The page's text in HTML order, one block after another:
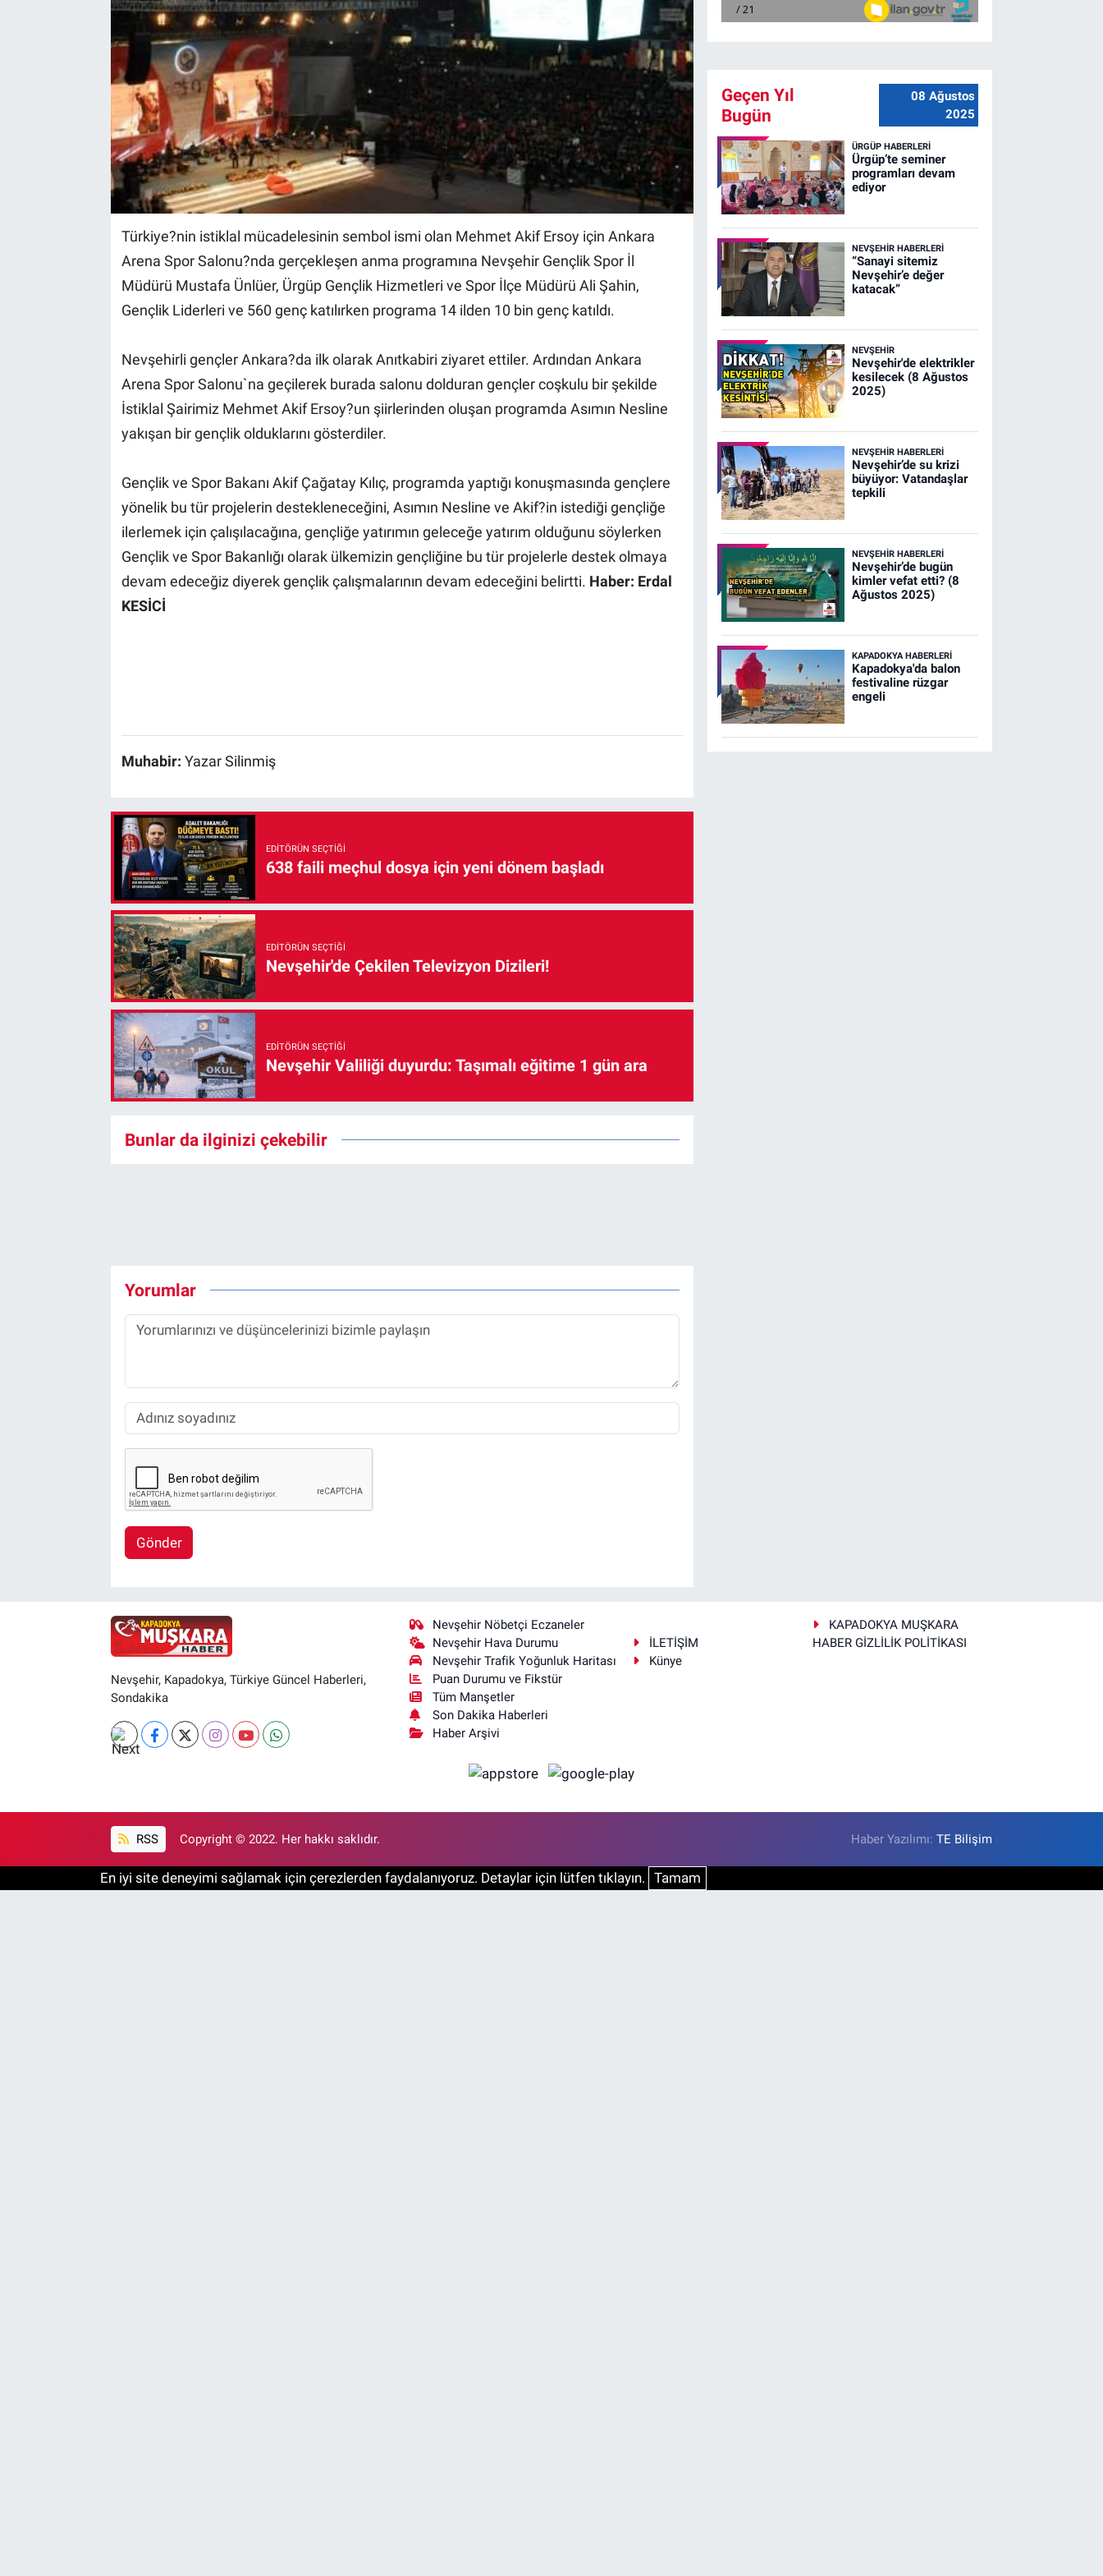
Türkiye?nin istiklal mücadelesinin sembol ismi olan Mehmet Akif Ersoy için Ankara
Arena Spor Salonu?nda gerçekleşen anma programına Nevşehir Gençlik Spor İl
Müdürü Mustafa Ünlüer, Ürgüp Gençlik Hizmetleri ve Spor İlçe Müdürü Ali Şahin,
Gençlik Liderleri ve 560 genç katılırken programa 14 ilden 10 bin genç katıldı.
Nevşehirli gençler Ankara?da ilk olarak Anıtkabiri ziyaret ettiler. Ardından Ankara
Arena Spor Salonu`na geçilerek burada salonu dolduran gençler coşkulu bir şekilde
İstiklal Şairimiz Mehmet Akif Ersoy?un şiirlerinden oluşan programda Asımın Nesline
yakışan bir gençlik olduklarını gösterdiler.
Gençlik ve Spor Bakanı Akif Çağatay Kılıç, programda yaptığı konuşmasında gençlere
yönelik bu tür projelerin destekleneceğini, Asımın Nesline ve Akif?in istediği gençliğe
ilerlemek için çalışılacağına, gençliğe yatırımın geleceğe yatırım olduğunu söylerken
Gençlik ve Spor Bakanlığı olarak ülkemizin gençliğine bu tür projelerle destek olmaya
devam edeceğiz diyerek gençlik çalışmalarının devam edeceğini belirtti. Haber: Erdal
KESİCİ
Muhabir: Yazar Silinmiş
EDITÖRÜN SEÇTIĞI
638 faili meçhul dosya için yeni dönem başladı
EDITÖRÜN SEÇTIĞI
Nevşehir'de Çekilen Televizyon Dizileri!
EDITÖRÜN SEÇTIĞI
Nevşehir Valiliği duyurdu: Taşımalı eğitime 1 gün ara
Bunlar da ilginizi çekebilir
Yorumlar
Gönder
Geçen Yıl
Bugün
08 Ağustos
2025
ÜRGÜP HABERLERI
Ürgüp’te seminer
programları devam
ediyor
NEVŞEHIR HABERLERI
“Sanayi sitemiz
Nevşehir’e değer
katacak”
NEVŞEHIR
Nevşehir'de elektrikler
kesilecek (8 Ağustos
2025)
NEVŞEHIR HABERLERI
Nevşehir’de su krizi
büyüyor: Vatandaşlar
tepkili
NEVŞEHIR HABERLERI
Nevşehir’de bugün
kimler vefat etti? (8
Ağustos 2025)
KAPADOKYA HABERLERI
Kapadokya'da balon
festivaline rüzgar
engeli
Nevşehir, Kapadokya, Türkiye Güncel Haberleri,
Sondakika
Nevşehir Nöbetçi Eczaneler
Nevşehir Hava Durumu
Nevşehir Trafik Yoğunluk Haritası
Puan Durumu ve Fikstür
Tüm Manşetler
Son Dakika Haberleri
Haber Arşivi
İLETİŞİM
KAPADOKYA MUŞKARA
HABER GİZLİLİK POLİTİKASI
Künye
RSS Copyright © 2022. Her hakkı saklıdır. Haber Yazılımı:TE Bilişim
En iyi site deneyimi sağlamak için çerezlerden faydalanıyoruz. Detaylar için lütfen tıklayın. Tamam